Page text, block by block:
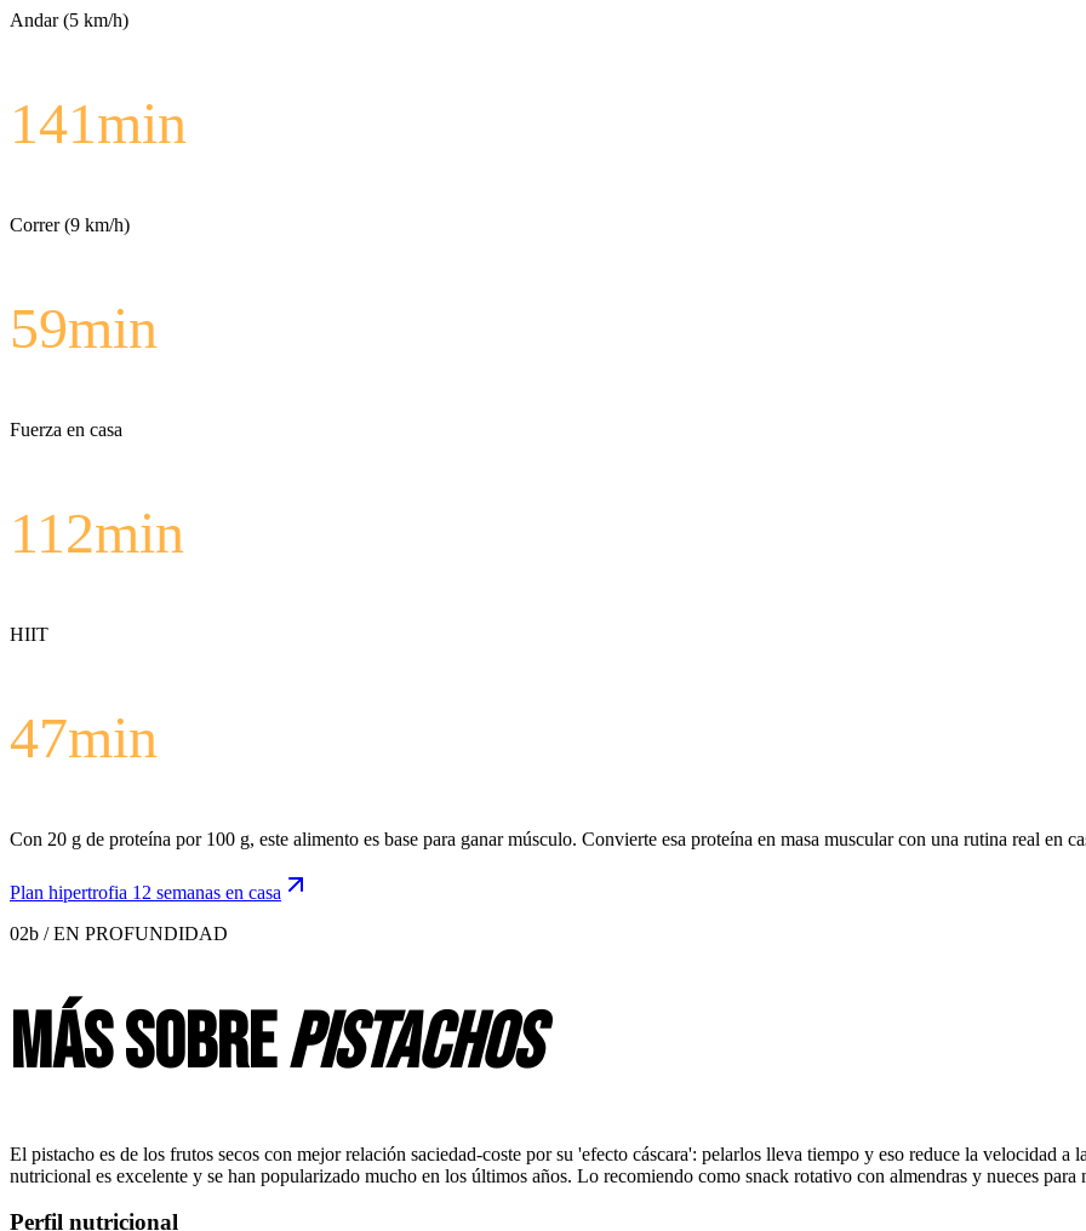
Andar (5 km/h)
141min
Correr (9 km/h)
59min
Fuerza en casa
112min
HIIT
47min
Con 20 g de proteína por 100 g, este alimento es base para ganar músculo. Convierte esa proteína en masa muscular con una rutina real en
Plan hipertrofia 12 semanas en casa
02b / EN PROFUNDIDAD
Más sobrepistachos
El pistacho es de los frutos secos con mejor relación saciedad-coste por su 'efecto cáscara': pelarlos lleva tiempo y eso reduce la velocidad
nutricional es excelente y se han popularizado mucho en los últimos años. Lo recomiendo como snack rotativo con almendras y nueces para
Perfil nutricional